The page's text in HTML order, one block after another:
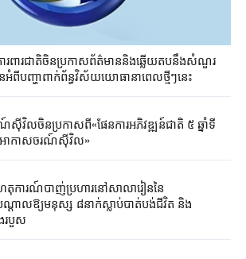
ារពារជាតិចិនប្រកាសព័ត៌មាននិងឆ្លើយតបនឹងសំណួរ
អំពីបញ្ហាពាក់ព័ន្ធវិស័យយោធានាពេលថ្មីៗនេះ
ស៊ីវិលចិនប្រកាសពី«ផែនការអភិវឌ្ឍន៍ជាតិ ៥ ឆ្នាំទី
អាកាសចរណ៍ស៊ីវិល»
ហេតុការណ៍បាញ់ប្រហារនៅសាលារៀននៃ
ណ្តាលឱ្យមនុស្ស ៨នាក់ស្លាប់បាត់បង់ជីវិត និង
របួស